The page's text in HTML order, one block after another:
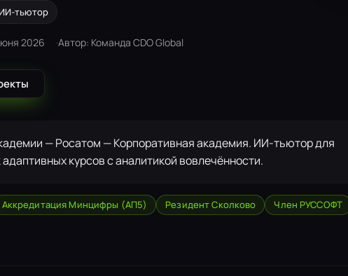
ИИ-тьютор
2026 Автор: Команда CDO Global
— Росатом — Корпоративная академия. ИИ-тьютор для
курсов с аналитикой вовлечённости.
Аккредитация Минцифры (АП5) Резидент Сколково Член РУССОФТ